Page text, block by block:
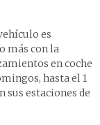
es
más con la
en coche
hasta el 1
sus estaciones de